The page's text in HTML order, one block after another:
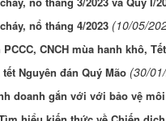
nổ tháng 4/2023 (10/05/
CNCH mùa hanh khô,
Nguyên đán Quý Mão (30/
doanh gắn với với bảo vệ